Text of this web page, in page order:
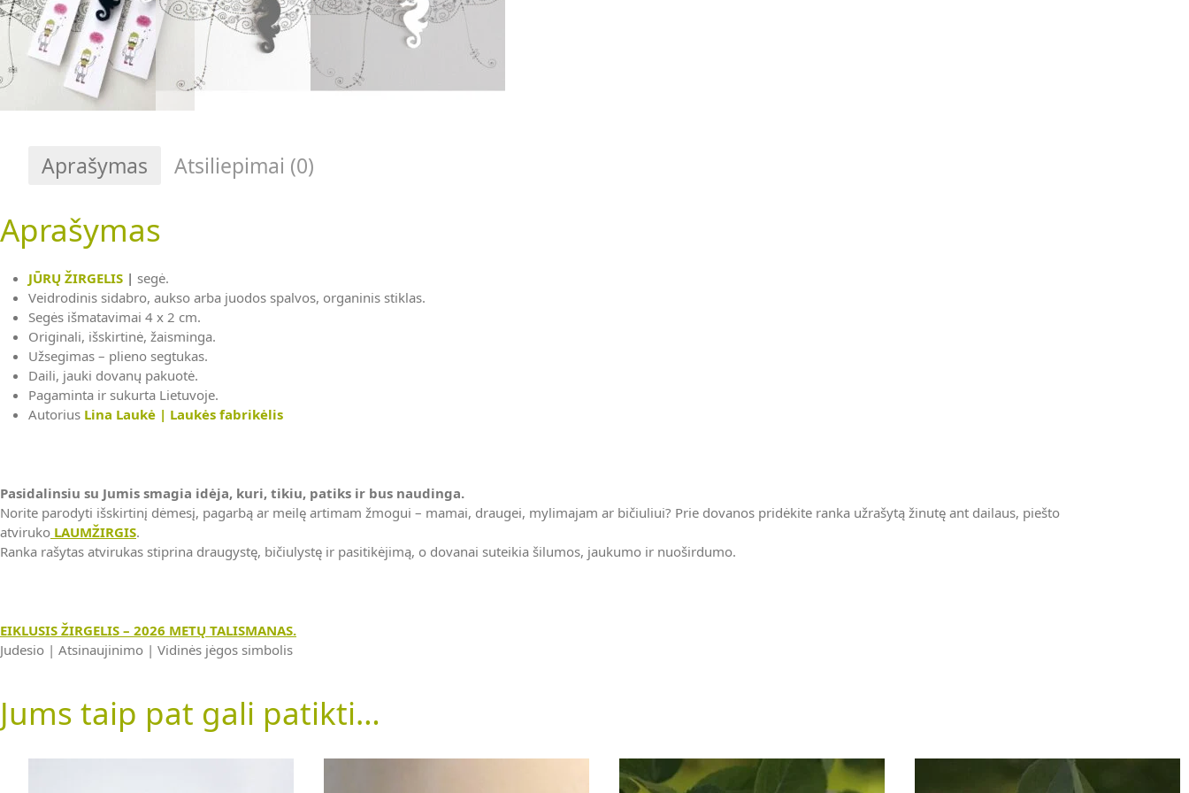
Aprašymas Atsiliepimai (0)
Aprašymas
JŪRŲ ŽIRGELIS | segė.
Veidrodinis sidabro, aukso arba juodos spalvos, organinis stiklas.
Segės išmatavimai 4 x 2 cm.
Originali, išskirtinė, žaisminga.
Užsegimas – plieno segtukas.
Daili, jauki dovanų pakuotė.
Pagaminta ir sukurta Lietuvoje.
Autorius Lina Laukė | Laukės fabrikėlis
Pasidalinsiu su Jumis smagia idėja, kuri, tikiu, patiks ir bus naudinga.
Norite parodyti išskirtinį dėmesį, pagarbą ar meilę artimam žmogui – mamai, draugei, mylimajam ar bičiuliui? Prie dovanos pridėkite ranka užrašytą žinutę ant dailaus, piešto
atviruko LAUMŽIRGIS.
Ranka rašytas atvirukas stiprina draugystę, bičiulystę ir pasitikėjimą, o dovanai suteikia šilumos, jaukumo ir nuoširdumo.
EIKLUSIS ŽIRGELIS – 2026 METŲ TALISMANAS.
Judesio | Atsinaujinimo | Vidinės jėgos simbolis
Jums taip pat gali patikti…